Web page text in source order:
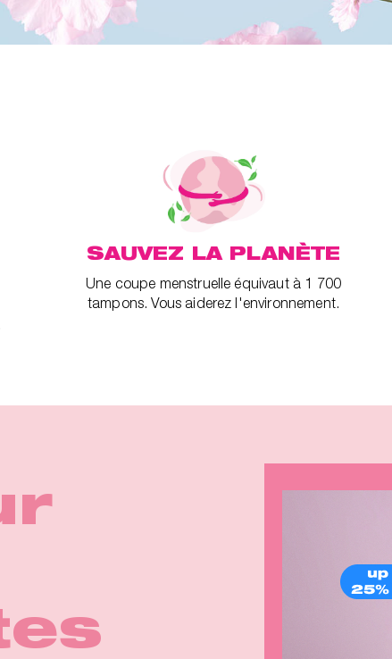
SAUVEZ LA PLANÈTE
Une coupe menstruelle équivaut à 1 700
tampons. Vous aiderez l'environnement.
2